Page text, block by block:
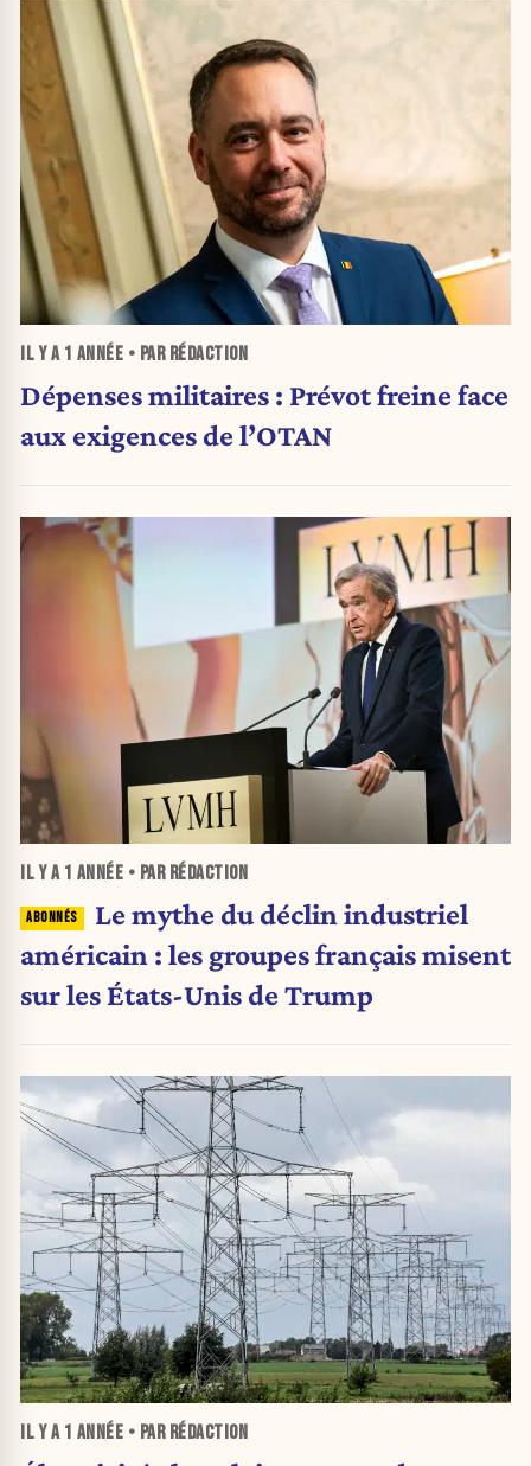
IL Y A 1 ANNÉE • PAR RÉDACTION
Dépenses militaires : Prévot freine face
aux exigences de l’OTAN
IL Y A 1 ANNÉE • PAR RÉDACTION
Le mythe du déclin industriel
américain : les groupes français misent
sur les États-Unis de Trump
IL Y A 1 ANNÉE • PAR RÉDACTION